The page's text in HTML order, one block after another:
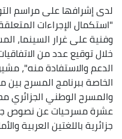
لدى إشرافها على مراسم
"استكمال الإجراءات
وفنية على غرار السينما،
خلال توقيع عدد من
الدعم والاستفادة منه"،
الخاصة ببرنامج المسرح بين
والمسرح الوطني الجزائري
عشرة مسرحيات عن نصوص
جزائرية باللغتين العربية